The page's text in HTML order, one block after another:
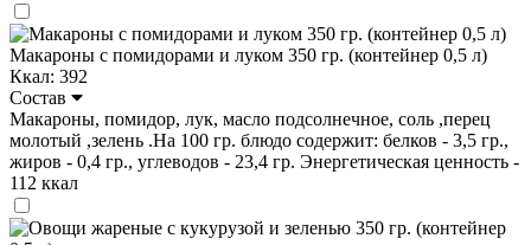
Макароны с помидорами и луком 350 гр. (контейнер 0,5 л)
Ккал: 392
Состав
Макароны, помидор, лук, масло подсолнечное, соль ,перец
молотый ,зелень .На 100 гр. блюдо содержит: белков - 3,5 гр.,
жиров - 0,4 гр., углеводов - 23,4 гр. Энергетическая ценность -
112 ккал